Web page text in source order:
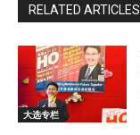
RELATED ARTICLES
大选专栏